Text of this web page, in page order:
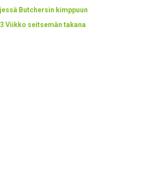
Butchersin kimppuun
Viikko seitsemän takana